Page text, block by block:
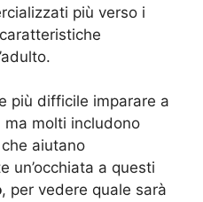
più verso i
più difficile imparare a
molti includono
aiutano
un’occhiata a questi
, per vedere quale sarà